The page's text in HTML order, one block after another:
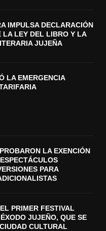
IMPULSA DECLARACIÓN
LA LEY DEL LIBRO Y LA
JUJEÑA
LA EMERGENCIA
LA EXENCIÓN
PARA
PRIMER FESTIVAL
JUJEÑO, QUE SE
CULTURAL